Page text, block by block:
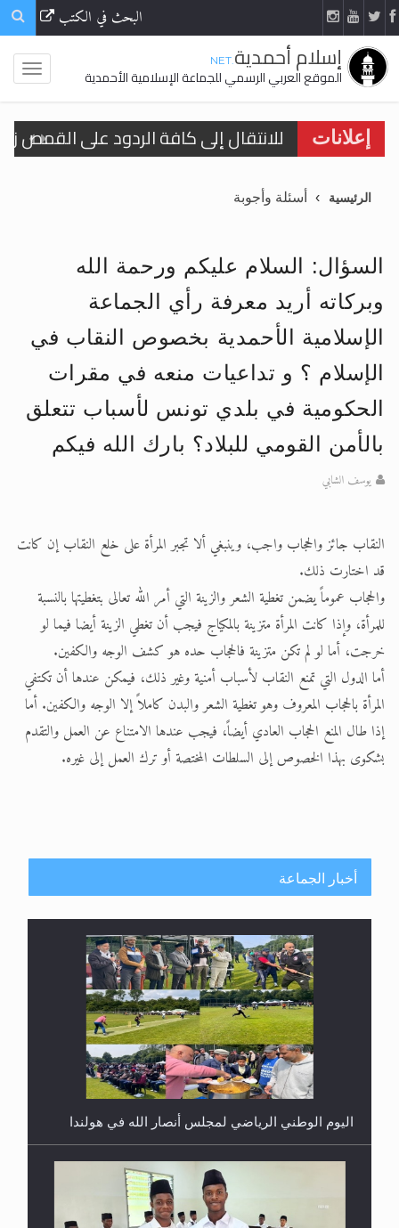
البحث في الكتب
إسلام أحمدية.NET
الموقع العربي الرسمي للجماعة الإسلامية الأحمدية
إعلانات
الحجّ.. دلالات، حِكم، وأهداف >> المزيد
اقرأ هذا المقال في أهمية عيد
اقرأ هذا المقال في أهمية عيد
الحجّ.. دلالات، حِكم، وأهداف >> المزيد
تعميم هامّ لأفراد الجماعة >> المزيد
تعميم هامّ لأفراد الجماعة >> المزيد
الرئيسية أسئلة وأجوبة
السؤال: السلام عليكم ورحمة الله
وبركاته أريد معرفة رأي الجماعة
الإسلامية الأحمدية بخصوص النقاب في
الإسلام ؟ و تداعيات منعه في مقرات
الحكومية في بلدي تونس لأسباب تتعلق
بالأمن القومي للبلاد؟ بارك الله فيكم
يوسف الشابي
النقاب جائز والحجاب واجب، وينبغي ألا تجبر المرأة على خلع النقاب إن كانت
قد اختارت ذلك.
والحجاب عموماً يضمن تغطية الشعر والزينة التي أمر الله تعالى بتغطيتها بالنسبة
للمرأة، وإذا كانت المرأة متزينة بالمكياج فيجب أن تغطي الزينة أيضا فيما لو
خرجت، أما لو لم تكن متزينة فالحجاب حده هو كشف الوجه والكفين.
أما الدول التي تمنع النقاب لأسباب أمنية وغير ذلك، فيمكن عندها أن تكتفي
المرأة بالحجاب المعروف وهو تغطية الشعر والبدن كاملاً إلا الوجه والكفين. أما
إذا طال المنع الحجاب العادي أيضاً، فيجب عندها الامتناع عن العمل والتقدم
بشكوى بهذا الخصوص إلى السلطات المختصة أو ترك العمل إلى غيره.
أخبار الجماعة
إتمام حفظ القرآن الكريم لثلاثة طلاب من مدرسة الحفظ
في غانا